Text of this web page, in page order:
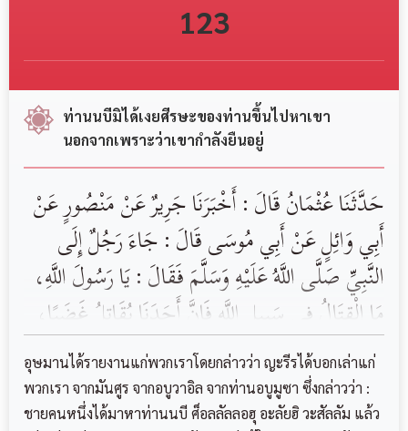
123
ท่านนบีมิได้เงยศีรษะของท่านขึ้นไปหาเขา
นอกจากเพราะว่าเขากำลังยืนอยู่
حَدَّثَنَا عُثْمَانُ قَالَ : أَخْبَرَنَا جَرِيرٌ عَنْ مَنْصُورٍ عَنْ
أَبِي وَائِلٍ عَنْ أَبِي مُوسَى قَالَ : جَاءَ رَجُلٌ إِلَى
النَّبِيِّ صَلَّى اللَّهُ عَلَيْهِ وَسَلَّمَ فَقَالَ : يَا رَسُولَ اللَّهِ،
مَا الْقِتَالُ فِي سَبِيلِ اللَّهِ فَإِنَّ أَحَدَنَا يُقَاتِلُ غَضَبًا،
وَيُقَاتِلُ حَمِيَّةً،‏ فَرَفَعَ إِلَيْهِ رَأْسَهُ، قَالَ : وَمَا رَفَعَ
إِلَيْهِ رَأْسَهُ إِلاَّ أَنَّهُ كَانَ قَائِمًا، فَقَالَ { مَنْ قَاتَلَ
لِتَكُونَ كَلِمَةُ اللَّهِ هِيَ الْعُلْيَا فَهُوَ فِي سَبِيلِ اللَّهِ عَزَّ
อุษมานได้รายงานแก่พวกเราโดยกล่าวว่า ญะรีรได้บอกเล่าแก่
พวกเรา จากมันศูร จากอบูวาอิล จากท่านอบูมูซา ซึ่งกล่าวว่า :
ชายคนหนึ่งได้มาหาท่านนบี ศ็อลลัลลอฮุ อะลัยฮิ วะสัลลัม แล้ว